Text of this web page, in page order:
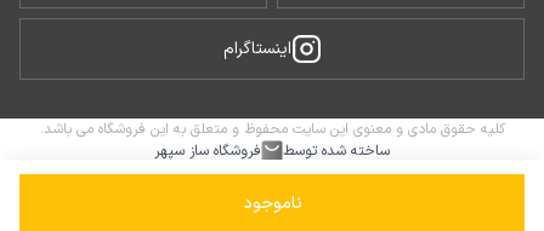
ناموجود
اینستاگرام
کلیه حقوق مادی و معنوی این سایت محفوظ و متعلق به این فروشگاه می باشد.
ساخته شده توسط
فروشگاه ساز سپهر